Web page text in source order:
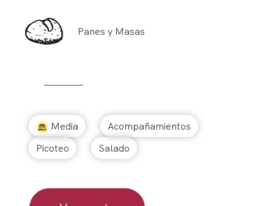
Panes y Masas
Media
Acompañamientos
Picoteo
Salado